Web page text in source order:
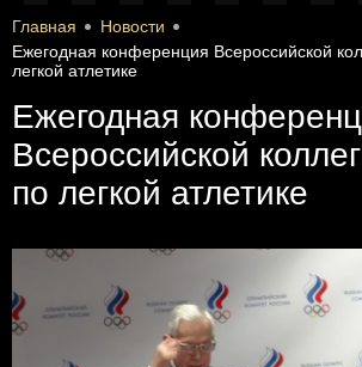
Главная
Новости
Ежегодная конференция Всероссийской
легкой атлетике
Ежегодная
Всероссийской
по легкой атлетике